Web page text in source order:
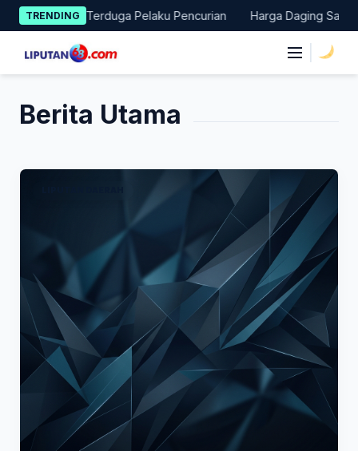
Skip
to
content
TRENDING
Terduga Pelaku Pencurian Harga Daging Sapi dan
Berita Utama